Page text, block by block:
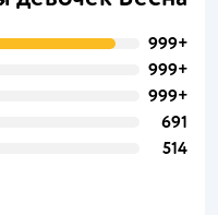
999+
999+
999+
691
514